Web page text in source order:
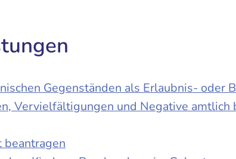
Gegenständen als Erlaubnis- oder
Vervielfältigungen und Negative amtlich